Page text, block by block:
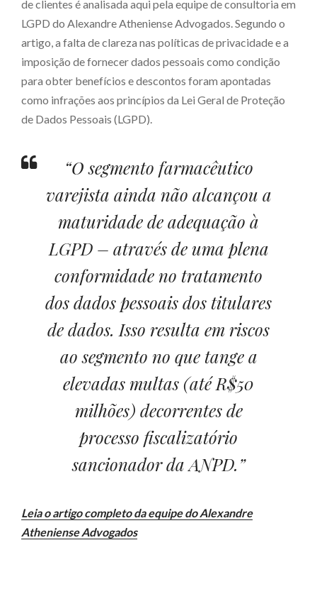
de clientes é analisada aqui pela equipe de consultoria em
LGPD do Alexandre Atheniense Advogados. Segundo o
artigo, a falta de clareza nas políticas de privacidade e a
imposição de fornecer dados pessoais como condição
para obter benefícios e descontos foram apontadas
como infrações aos princípios da Lei Geral de Proteção
de Dados Pessoais (LGPD).
“O segmento farmacêutico
varejista ainda não alcançou a
maturidade de adequação à
LGPD – através de uma plena
conformidade no tratamento
dos dados pessoais dos titulares
de dados. Isso resulta em riscos
ao segmento no que tange a
elevadas multas (até R$50
milhões) decorrentes de
processo fiscalizatório
sancionador da ANPD.”
Leia o artigo completo da equipe do Alexandre
Atheniense Advogados